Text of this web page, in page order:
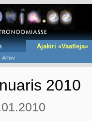
Ajakiri «Vaatleja»
Arhiiv
2010